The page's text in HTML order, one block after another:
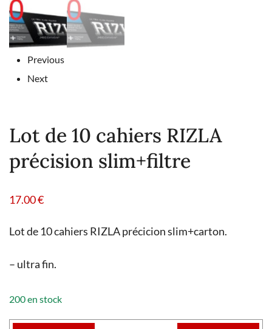
Previous
Next
Lot de 10 cahiers RIZLA
précision slim+filtre
17.00€
Lot de 10 cahiers RIZLA précicion slim+carton.
– ultra fin.
200 en stock